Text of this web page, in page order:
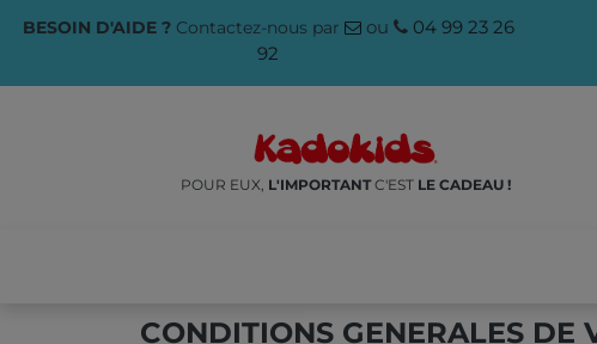
BESOIN D'AIDE ?Contactez-nous par ou
04 99 23 26
92
POUR EUX, L'IMPORTANTC'EST LE CADEAU !
CONDITIONS GENERALES DE